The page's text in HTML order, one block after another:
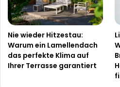
Nie wieder Hitzestau:
Warum ein Lamellendach
das perfekte Klima auf
Ihrer Terrasse garantiert